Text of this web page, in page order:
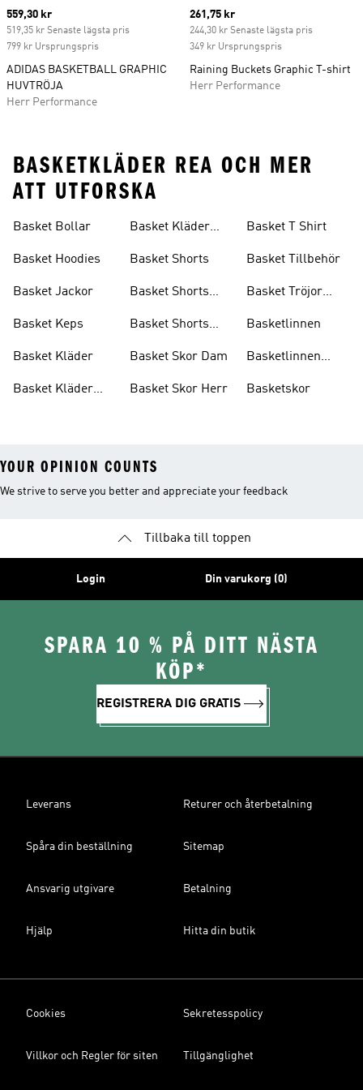
Current price
559,30 kr
519,35 kr Senaste lägsta pris
799 kr Ursprungspris
ADIDAS BASKETBALL GRAPHIC
HUVTRÖJA
Herr Performance
Current price
261,75 kr
244,30 kr Senaste lägsta pris
349 kr Ursprungspris
Raining Buckets Graphic T-shirt
Herr Performance
BASKETKLÄDER REA OCH MER
ATT UTFORSKA
Basket Bollar
Basket Hoodies
Basket Jackor
Basket Keps
Basket Kläder
Basket Kläder
Basket Kläder
Basket Shorts
Basket Shorts
Basket Shorts
Basket Skor Dam
Basket Skor Herr
Basket T Shirt
Basket Tillbehör
Basket Tröjor
Basketlinnen
Basketlinnen
Basketskor
YOUR OPINION COUNTS
We strive to serve you better and appreciate your feedback
Tillbaka till toppen
Login Din varukorg (0)
SPARA 10 % PÅ DITT NÄSTA
KÖP*
REGISTRERA DIG GRATIS
Leverans Returer och återbetalning
Spåra din beställning Sitemap
Ansvarig utgivare Betalning
Hjälp Hitta din butik
Cookies Sekretesspolicy
Villkor och Regler för siten Tillgänglighet